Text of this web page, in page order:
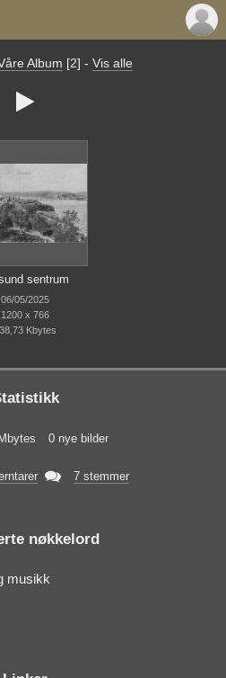
Album [2] - Vis alle

sentrum
06/05/2025
1200 x 766
Kbytes
0 nye bilder
 7 stemmer
nøkkelord
musikk